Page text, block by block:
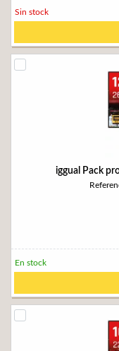
Sin stock
iggual Pack
En stock